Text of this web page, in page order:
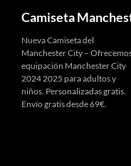
Camiseta
Nueva Camiseta del
Manchester City –
equipación Manchester City
2024 2025 para adultos y
niños. Personalizadas gratis.
Envío gratis desde 69€.